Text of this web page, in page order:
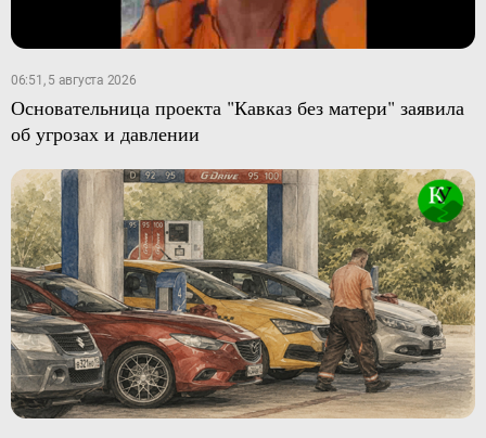
06:51, 5 августа 2026
Основательница проекта "Кавказ без матери" заявила
об угрозах и давлении